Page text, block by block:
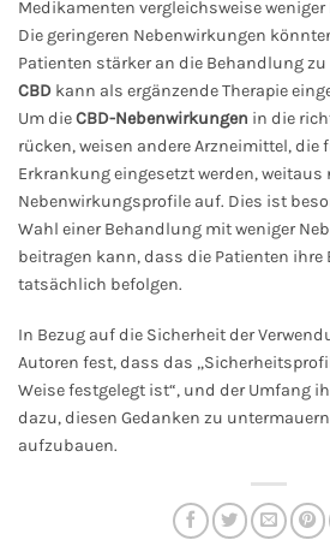
Medikamenten vergleichsweise
Die geringeren Nebenwirkungen
Patienten stärker an die Behandlung
CBD kann als ergänzende Therapie
Um dieCBD-Nebenwirkungen in die
rücken, weisen andere Arzneimittel, die
Erkrankung eingesetzt werden, weitaus
Nebenwirkungsprofile auf. Dies ist
Wahl einer Behandlung mit weniger
beitragen kann, dass die Patienten
tatsächlich befolgen.
In Bezug auf die Sicherheit der
Autoren fest, dass das
Weise festgelegt ist“, und der Umfang
dazu, diesen Gedanken zu
aufzubauen.